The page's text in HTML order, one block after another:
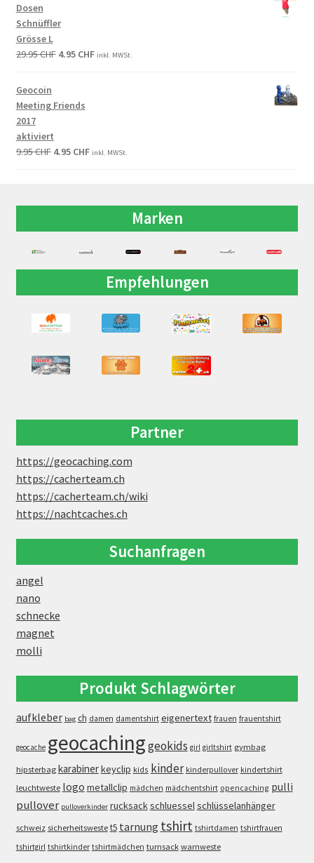
Dosen
Schnüffler
Grösse L
29.95CHF 4.95 CHF inkl. MWSt.
Geocoin
Meeting Friends
2017
aktiviert
9.95CHF 4.95 CHF inkl. MWSt.
Marken
Empfehlungen
Partner
https://geocaching.com
https://cacherteam.ch
https://cacherteam.ch/wiki
https://nachtcaches.ch
Suchanfragen
angel
nano
schnecke
magnet
molli
Produkt Schlagwörter
aufkleber bag ch damen damentshirt eigenertext frauen frauentshirt
geocache geocachinggeokids girl girltshirt gymbag
hipsterbag karabinerkeyclip kids kinder kinderpullover kindertshirt
leuchtweste logo metallclip mädchen mädchentshirt opencaching pulli
pullover pulloverkinder rucksackschluesselschlüsselanhänger
schweiz sicherheitsweste t5 tarnung tshirt tshirtdamen tshirtfrauen
tshirtgirl tshirtkinder tshirtmädchen turnsack warnweste